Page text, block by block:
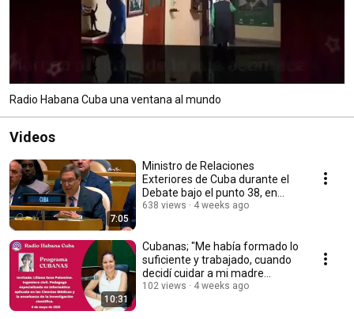
Radio Habana Cuba una ventana al mundo
Videos
7:05
Ministro de Relaciones
Exteriores de Cuba durante el
Debate bajo el punto 38, en
Naciones Unidas
638 views 4 weeks ago
10:31
Cubanas; "Me había formado lo
suficiente y trabajado, cuando
decidí cuidar a mi madre
anciana..."
102 views 4 weeks ago